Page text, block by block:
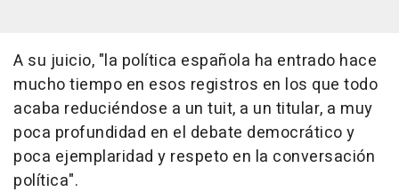
A su juicio, "la política española ha entrado hace
mucho tiempo en esos registros en los que todo
acaba reduciéndose a un tuit, a un titular, a muy
poca profundidad en el debate democrático y
poca ejemplaridad y respeto en la conversación
política".